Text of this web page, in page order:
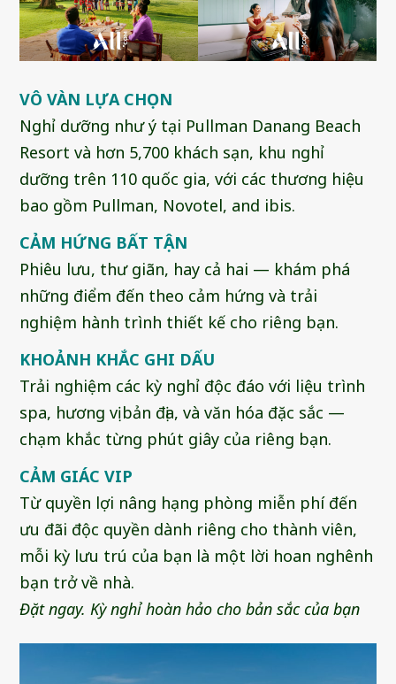
VÔ VÀN LỰA CHỌN
Nghỉ dưỡng như ý tại Pullman Danang Beach
Resort và hơn 5,700 khách sạn, khu nghỉ
dưỡng trên 110 quốc gia, với các thương hiệu
bao gồm Pullman, Novotel, and ibis.
CẢM HỨNG BẤT TẬN
Phiêu lưu, thư giãn, hay cả hai — khám phá
những điểm đến theo cảm hứng và trải
nghiệm hành trình thiết kế cho riêng bạn.
KHOẢNH KHẮC GHI DẤU
Trải nghiệm các kỳ nghỉ độc đáo với liệu trình
spa, hương vị bản địa, và văn hóa đặc sắc —
chạm khắc từng phút giây của riêng bạn.
CẢM GIÁC VIP
Từ quyền lợi nâng hạng phòng miễn phí đến
ưu đãi độc quyền dành riêng cho thành viên,
mỗi kỳ lưu trú của bạn là một lời hoan nghênh
bạn trở về nhà.
Đặt ngay. Kỳ nghỉ hoàn hảo cho bản sắc của bạn